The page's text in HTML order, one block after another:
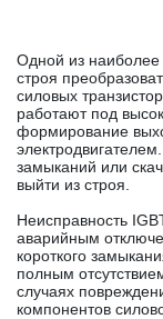
Одной из наиболее
строя
силовых
работают под
формирование
замыканий или
выйти из строя.
Неисправность
аварийным
короткого
полным
случаях
компонентов